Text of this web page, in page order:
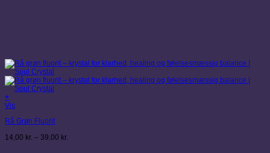
+
Dette
har
varianter.
Vis
Rå Grøn Fluorit
14,00 kr. – 39,00 kr.